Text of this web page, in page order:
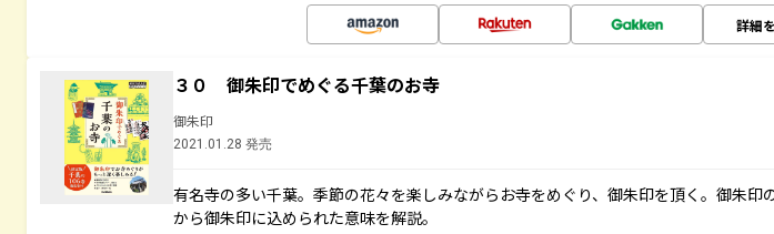
詳細
３０ 御朱印でめぐる千葉のお寺
御朱印
2021.01.28 発売
有名寺の多い千葉。季節の花々を楽しみながらお寺をめぐり、御朱印を頂く。御朱印
から御朱印に込められた意味を解説。